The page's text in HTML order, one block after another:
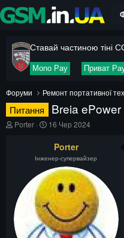
Ставай частиною тіні
Mono Pay Приват
Форуми Ремонт портативної
Питання Breia
А
и
Porter
Д
п
о
ч
а
т
к
у
16 Чер 2024
Porter
Інженер-супервайзер